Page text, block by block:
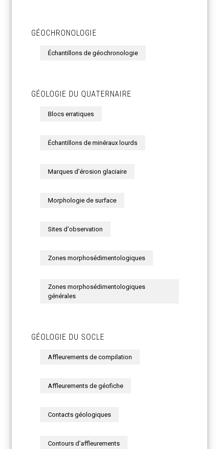
GÉOCHRONOLOGIE
Échantillons de géochronologie
GÉOLOGIE DU QUATERNAIRE
Blocs erratiques
Échantillons de minéraux lourds
Marques d'érosion glaciaire
Morphologie de surface
Sites d'observation
Zones morphosédimentologiques
Zones morphosédimentologiques
générales
GÉOLOGIE DU SOCLE
Affleurements de compilation
Affleurements de géofiche
Contacts géologiques
Contours d'affleurements